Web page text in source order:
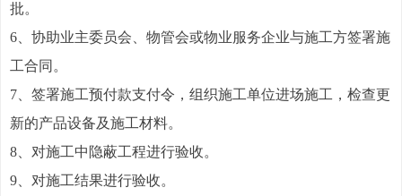
批。
6、协助业主委员会、物管会或物业服务企业与施工方签署施
工合同。
7、签署施工预付款支付令，组织施工单位进场施工，检查更
新的产品设备及施工材料。
8、对施工中隐蔽工程进行验收。
9、对施工结果进行验收。